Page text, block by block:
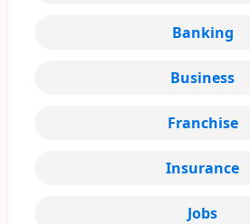
Banking
Business
Franchise
Insurance
Jobs